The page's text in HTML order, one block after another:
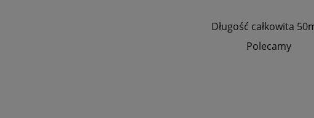
Długość całkowita
Polecamy